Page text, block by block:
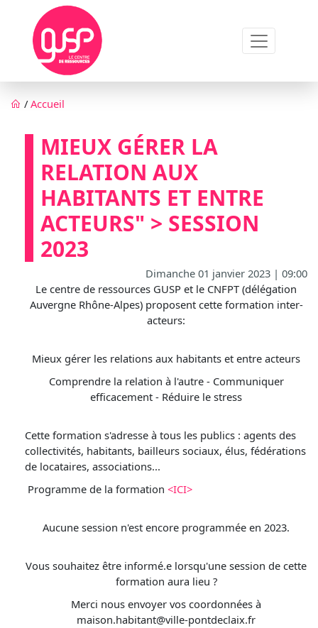
Aller au contenu principal
Fil d'Ariane
/Accueil
MIEUX GÉRER LA
RELATION AUX
HABITANTS ET ENTRE
ACTEURS" > SESSION
2023
Dimanche 01 janvier 2023 | 09:00
Le centre de ressources GUSP et le CNFPT (délégation
Auvergne Rhône-Alpes) proposent cette formation inter-
acteurs:
Mieux gérer les relations aux habitants et entre acteurs
Comprendre la relation à l'autre - Communiquer
efficacement - Réduire le stress
Cette formation s'adresse à tous les publics : agents des
collectivités, habitants, bailleurs sociaux, élus, fédérations
de locataires, associations...
Programme de la formation <ICI>
Aucune session n'est encore programmée en 2023.
Vous souhaitez être informé.e lorsqu'une session de cette
formation aura lieu ?
Merci nous envoyer vos coordonnées à
maison.habitant@ville-pontdeclaix.fr